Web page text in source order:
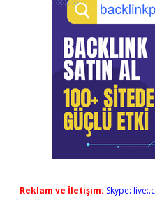
Reklam ve İletişim: Skype: